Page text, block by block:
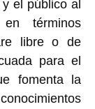
el público al
términos
libre o de
para el
fomenta la